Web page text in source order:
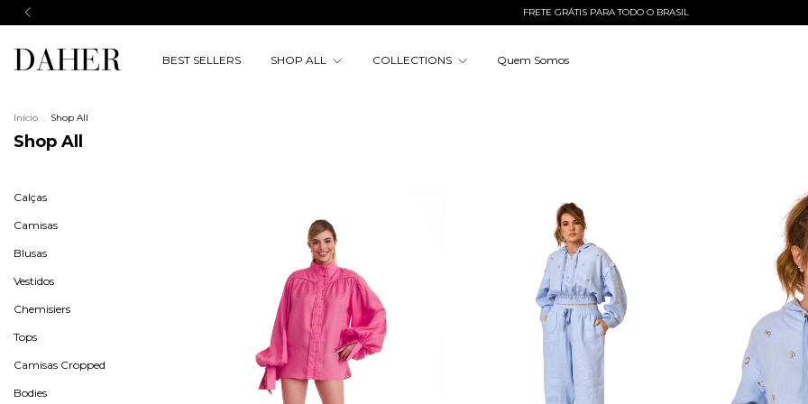
FRETE GRÁTIS PARA TODO O BRASIL
BEST SELLERS SHOP ALL COLLECTIONS Quem Somos
Início . Shop All
Shop All
Calças
Camisas
Blusas
Vestidos
Chemisiers
Tops
Camisas Cropped
Bodies